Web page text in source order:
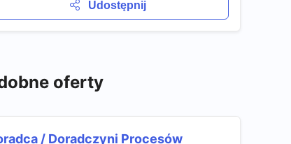
Udostępnij
oferty
/ Doradczyni Procesów